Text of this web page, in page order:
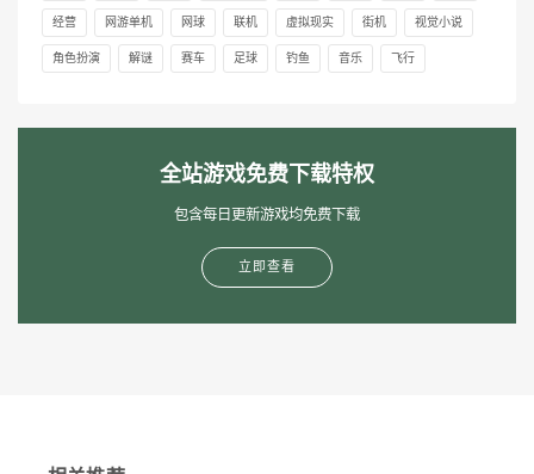
经营 网游单机 网球 联机 虚拟现实 街机 视觉小说
角色扮演 解谜 赛车 足球 钓鱼 音乐 飞行
全站游戏免费下载特权
包含每日更新游戏均免费下载
立即查看